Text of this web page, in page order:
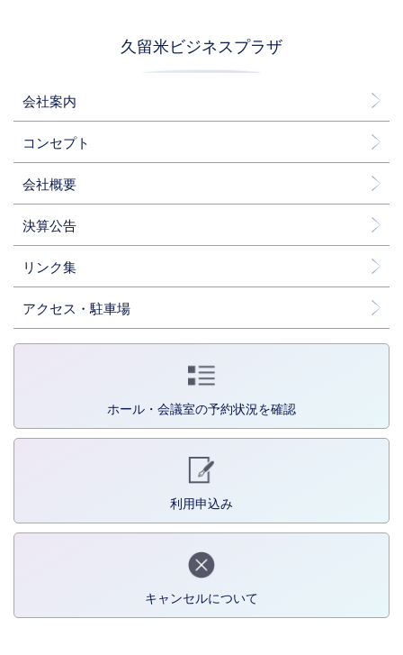
久留米ビジネスプラザ
会社案内
コンセプト
会社概要
決算公告
リンク集
アクセス・駐車場
ホール・会議室の予約状況を確認
利用申込み
キャンセルについて